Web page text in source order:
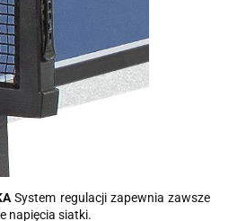
System regulacji zapewnia zawsze
napięcia siatki.